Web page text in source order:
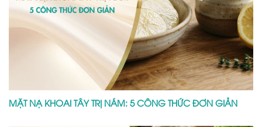
MẶT NẠ KHOAI TÂY TRỊ NÁM: 5 CÔNG THỨC ĐƠN GIẢN